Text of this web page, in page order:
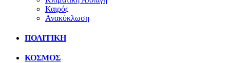
Καιρός
Ανακύκλωση
ΠΟΛΙΤΙΚΗ
ΚΟΣΜΟΣ